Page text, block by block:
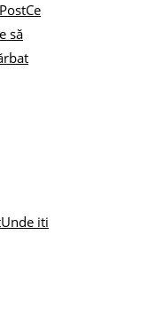
Ce
să
Unde iti